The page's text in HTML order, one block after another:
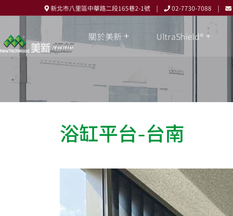
新北市八里區中華路二段165巷2-1號 | 02-7730-7088 |
關於美新 UltraShield®
浴缸平台-台南